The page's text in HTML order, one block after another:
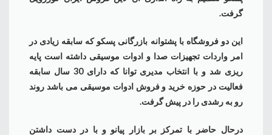
گرفت.
این دو فروشگاه با پشتوانه بازرگانی پسکو که سابقه زیادی در
امر واردات تجهیزات صدا و ادوات موسیقی داشته است پایه
ریزی شد و با انتخاب مدیری توانا که دارای 30 سال سابقه
فعالیت در حوزه خرید و فروش ادوات موسیقی می باشد روند
رو به رشدی را در پیش گرفت.
درحال حاضر با تمرکز بر بازار پیانو و با در دست داشتن